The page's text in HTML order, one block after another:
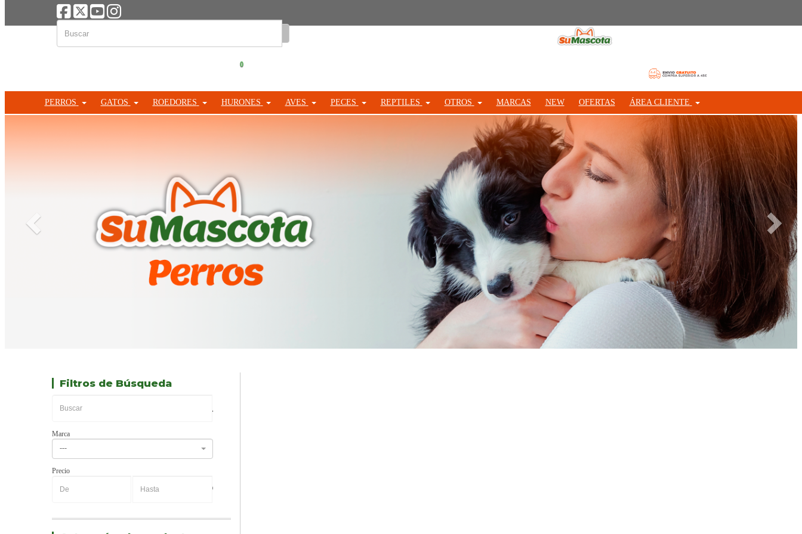
0
PERROS GATOS ROEDORES HURONES AVES PECES REPTILES OTROS MARCAS NEW OFERTAS ÁREA CLIENTE
Filtros de Búsqueda
Marca
---
Precio